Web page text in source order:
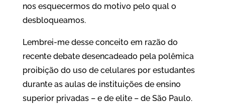
nos esquecermos do motivo pelo qual o
desbloqueamos.
Lembrei-me desse conceito em razão do
recente debate desencadeado pela polêmica
proibição do uso de celulares por estudantes
durante as aulas de instituições de ensino
superior privadas – e de elite – de São Paulo.